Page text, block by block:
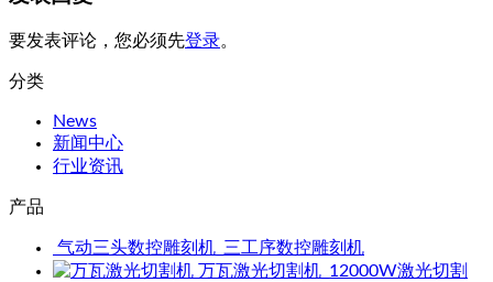
要发表评论，您必须先登录。
分类
News
新闻中心
行业资讯
产品
气动三头数控雕刻机_三工序数控雕刻机
万瓦激光切割机_12000W激光切割